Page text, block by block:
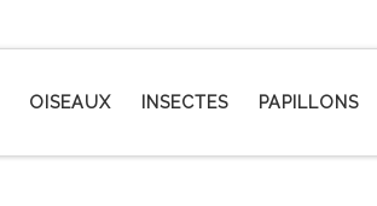
OISEAUX INSECTES PAPILLONS